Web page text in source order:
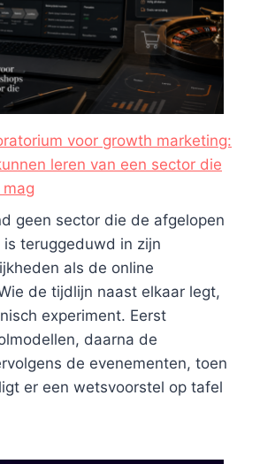
voor growth marketing:
leren van een sector die
geen sector die de afgelopen
teruggeduwd in zijn
als de online
de tijdlijn naast elkaar legt,
experiment. Eerst
daarna de
de evenementen, toen
er een wetsvoorstel op tafel